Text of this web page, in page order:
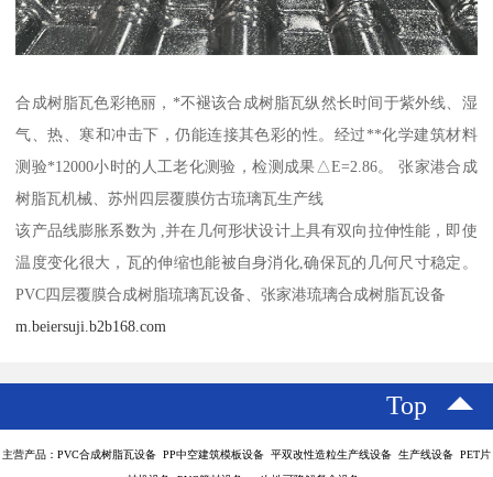
合成树脂瓦色彩艳丽，*不褪该合成树脂瓦纵然长时间于紫外线、湿
气、热、寒和冲击下，仍能连接其色彩的性。经过**化学建筑材料
测验*12000小时的人工老化测验，检测成果△E=2.86。 张家港合成
树脂瓦机械、苏州四层覆膜仿古琉璃瓦生产线
该产品线膨胀系数为 ,并在几何形状设计上具有双向拉伸性能，即使
温度变化很大，瓦的伸缩也能被自身消化,确保瓦的几何尺寸稳定。
PVC四层覆膜合成树脂琉璃瓦设备、张家港琉璃合成树脂瓦设备
m.beiersuji.b2b168.com
Top
主营产品：PVC合成树脂瓦设备 PP中空建筑模板设备 平双改性造粒生产线设备 生产线设备 PET片